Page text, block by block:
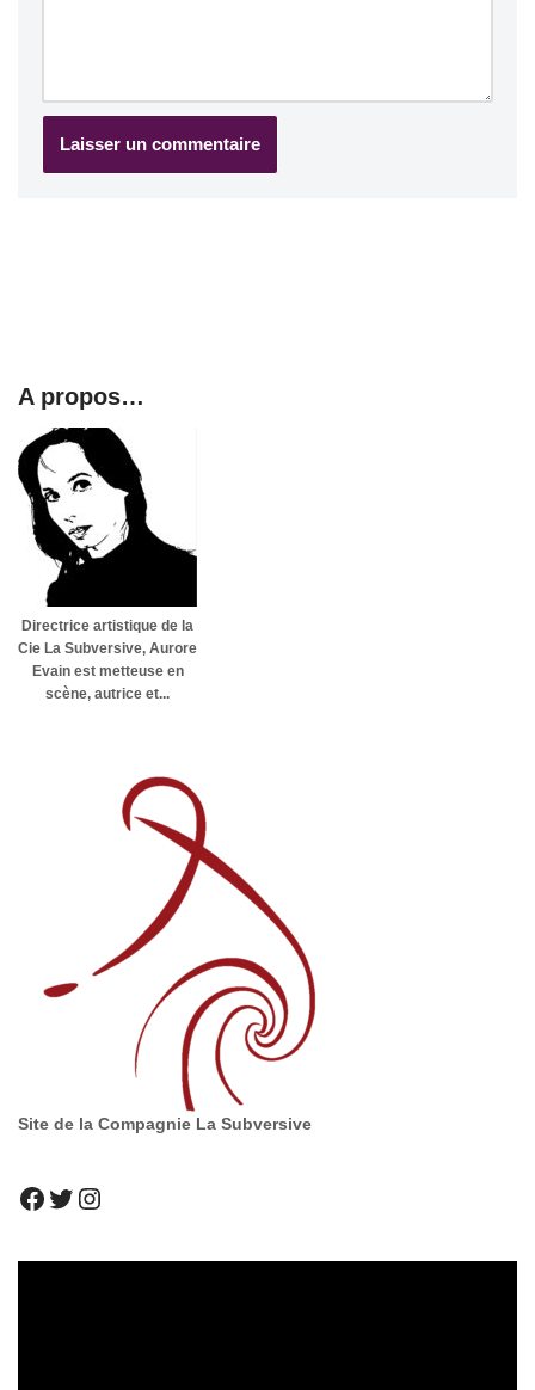
A propos…
Directrice artistique de la
Cie La Subversive, Aurore
Evain est metteuse en
scène, autrice et...
Site de la Compagnie La Subversive